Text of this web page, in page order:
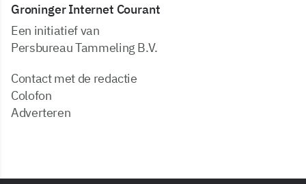
Groninger Internet Courant
Een initiatief van
Persbureau Tammeling B.V.
Contact met de redactie
Colofon
Adverteren